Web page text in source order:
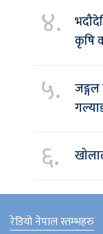
४.
कृषि
५.
६.
रेडियो नेपाल स्तम्भहरु